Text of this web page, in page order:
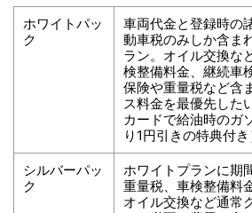
ホワイトパッ
ク
車両代金と登録時の
動車税のみしか含ま
ラン。オイル交換な
検整備料金、継続車
保険や重量税など含
ス料金を最優先した
カードで給油時のガ
り1円引きの特典付き
シルバーパッ
ク
ホワイトプランに期
重量税、車検整備料
オイル交換など通常